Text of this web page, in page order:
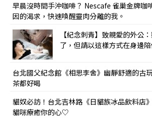
早晨沒時間手沖咖啡？ Nescafe 雀巢金牌咖
因的渴求，快速喚醒靈肉分離的我。
【紀念刺青】致親愛的外公
了，但請以這樣方式在身邊陪
台北國父紀念館《相思李舍》幽靜舒適的古
茶都好喝
貓奴必訪！台北吉林路《日貓族冰品飲料店
貓咪療癒你的心♡